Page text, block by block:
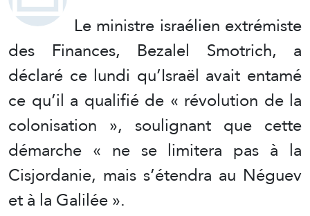
Le ministre israélien extrémiste
des Finances, Bezalel Smotrich, a
déclaré ce lundi qu’Israël avait entamé
ce qu’il a qualifié de « révolution de la
colonisation », soulignant que cette
démarche « ne se limitera pas à la
Cisjordanie, mais s’étendra au Néguev
et à la Galilée ».